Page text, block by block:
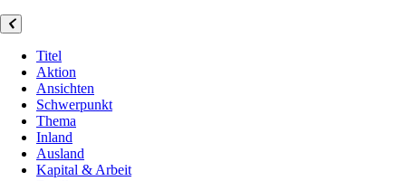
Titel
Aktion
Ansichten
Schwerpunkt
Thema
Inland
Ausland
Kapital & Arbeit